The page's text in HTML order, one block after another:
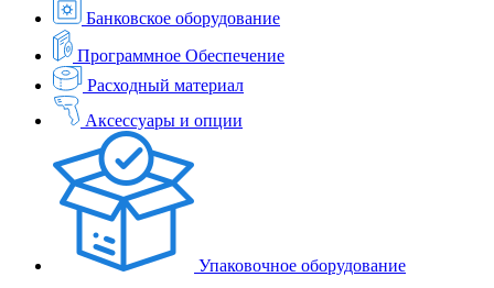
Банковское оборудование
Программное Обеспечение
Расходный материал
Аксессуары и опции
Упаковочное оборудование